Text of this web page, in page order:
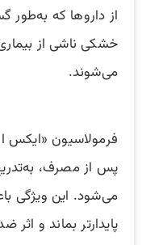
از داروها که به‌طور
خشکی ناشی از
می‌شوند.
پس از مصرف،
می‌شود. این ویژگی
پایدارتر بماند و